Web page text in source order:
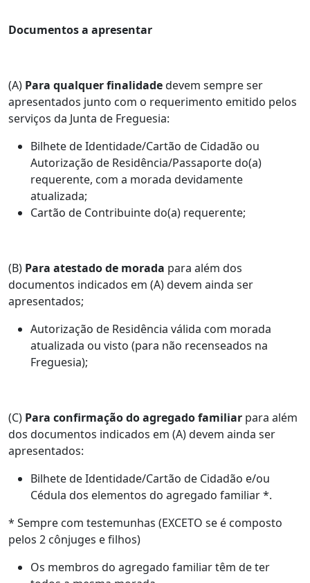
Documentos a apresentar
(A) Para qualquer finalidadedevem sempre ser
apresentados junto com o requerimento emitido pelos
serviços da Junta de Freguesia:
Bilhete de Identidade/Cartão de Cidadão ou
Autorização de Residência/Passaporte do(a)
requerente, com a morada devidamente
atualizada;
Cartão de Contribuinte do(a) requerente;
(B) Para atestado de morada para além dos
documentos indicados em (A) devem ainda ser
apresentados;
Autorização de Residência válida com morada
atualizada ou visto (para não recenseados na
Freguesia);
(C) Para confirmação do agregado familiar para além
dos documentos indicados em (A) devem ainda ser
apresentados:
Bilhete de Identidade/Cartão de Cidadão e/ou
Cédula dos elementos do agregado familiar *.
* Sempre com testemunhas (EXCETO se é composto
pelos 2 cônjuges e filhos)
Os membros do agregado familiar têm de ter